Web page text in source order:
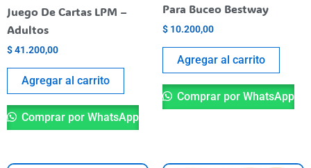
Juego De Cartas LPM –
Adultos
$41.200,00
Agregar al carrito
Comprar por WhatsApp
Para Buceo Bestway
$ 10.200,00
Agregar al carrito
Comprar por WhatsApp